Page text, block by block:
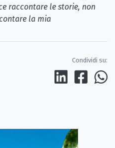
raccontare le storie, non
la mia
Condividi su: